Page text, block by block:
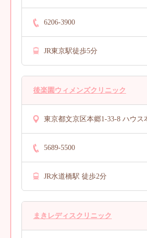
6206-3900
JR東京駅徒歩5分
後楽園ウィメンズクリニック
東京都文京区本郷1-33-8 ハウス
5689-5500
JR水道橋駅 徒歩2分
まきレディスクリニック